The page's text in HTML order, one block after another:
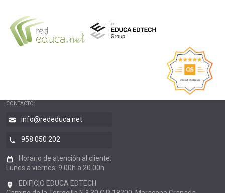
CONTACTO:
info@rededuca.net
958 050 202
Horario de atención al cliente:
Lunes a viernes: 9.00h a 20.00h
EDIFICIO EDUCA EDTECH